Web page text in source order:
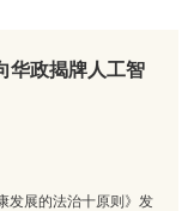
华政揭牌人工智
发展的法治十原则》发